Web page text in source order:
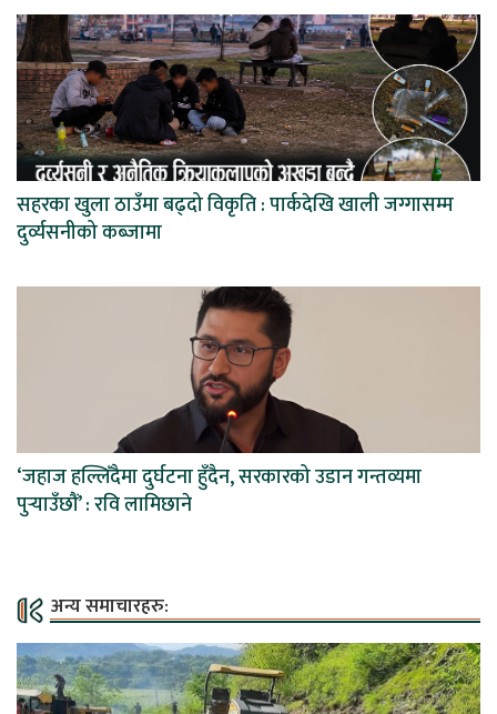
सहरका खुला ठाउँमा बढ्दो विकृति : पार्कदेखि खाली जग्गासम्म
दुर्व्यसनीको कब्जामा
‘जहाज हल्लिँदैमा दुर्घटना हुँदैन, सरकारको उडान गन्तव्यमा
पुर्‍याउँछौं’ : रवि लामिछाने
अन्य समाचारहरु: